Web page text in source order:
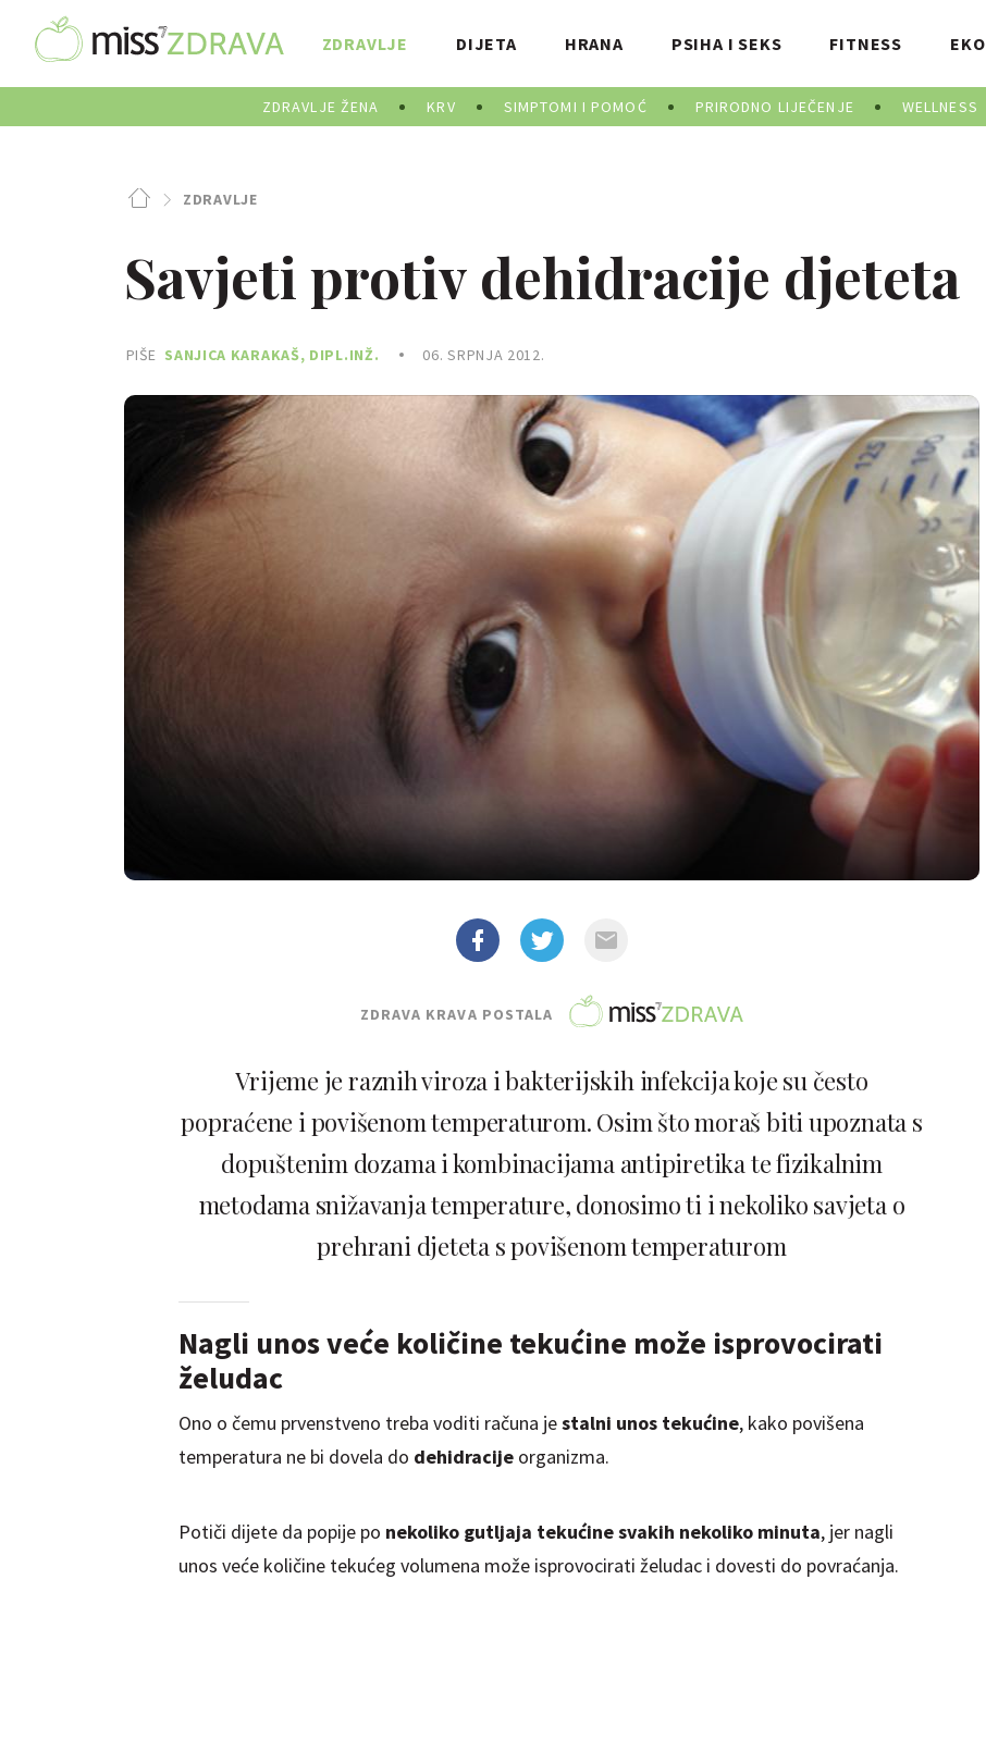
ZDRAVLJE
ZDRAVLJE ŽENA KRV SIMPTOMI I POMOĆ PRIRODNO LIJEČENJE WELLNESS
DIJETA HRANA PSIHA I SEKS FITNESS EKO
ZDRAVLJE
Savjeti protiv dehidracije djeteta
PIŠE SANJICA KARAKAŠ, DIPL.INŽ. 06. SRPNJA 2012.
ZDRAVA KRAVA POSTALA
Vrijeme je raznih viroza i bakterijskih infekcija koje su često
popraćene i povišenom temperaturom. Osim što moraš biti upoznata s
dopuštenim dozama i kombinacijama antipiretika te fizikalnim
metodama snižavanja temperature, donosimo ti i nekoliko savjeta o
prehrani djeteta s povišenom temperaturom
Nagli unos veće količine tekućine može isprovocirati
želudac
Ono o čemu prvenstveno treba voditi računa jestalni unos tekućine, kako povišena
temperatura ne bi dovela do dehidracije organizma.
Potiči dijete da popije po nekoliko gutljaja tekućine svakih nekoliko minuta, jer nagli
unos veće količine tekućeg volumena može isprovocirati želudac i dovesti do povraćanja.